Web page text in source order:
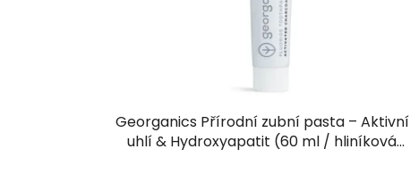
Georganics Přírodní zubní pasta – Aktivní
uhlí & Hydroxyapatit (60 ml / hliníková